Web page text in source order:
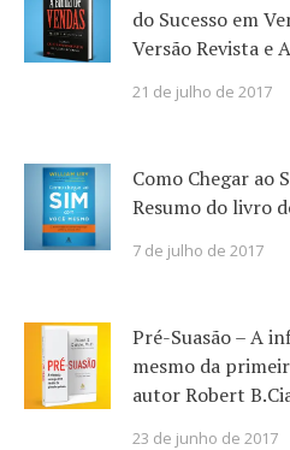
do Sucesso em
Versão Revista e
21 de julho de 2017
Como Chegar ao
Resumo do livro
7 de julho de 2017
Pré-Suasão – A
mesmo da
autor Robert
23 de junho de 2017